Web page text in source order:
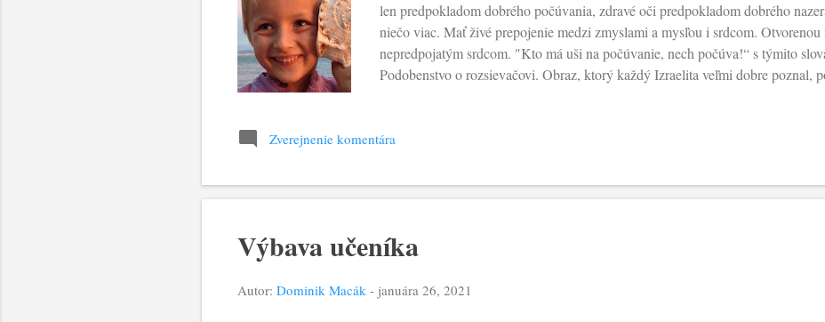
len predpokladom dobrého počúvania, zdravé oči predpokladom dobrého
niečo viac. Mať živé prepojenie medzi zmyslami a mysľou i srdcom. Otvorenou
nepredpojatým srdcom. "Kto má uši na počúvanie, nech počúva!“ s týmito
Podobenstvo o rozsievačovi. Obraz, ktorý každý Izraelita veľmi dobre poznal,
evanjeliách, najviditeľnejšími znakmi tvrdosti srdca sú neschopnosť počúvať a
neschopné konverzie. Naopak, jedine srdce schopné nastúpiť na cestu
zmene, je schopné t...
Zverejnenie komentára
Výbava učeníka
Autor: Dominik Macák - januára 26, 2021